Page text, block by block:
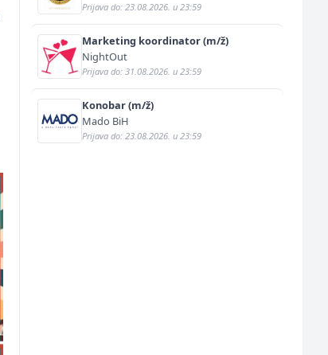
Prijava do: 23.08.2026. u 23:59
Marketing koordinator (m/ž)
NightOut
Prijava do: 31.08.2026. u 23:59
Konobar (m/ž)
Mado BiH
Prijava do: 23.08.2026. u 23:59